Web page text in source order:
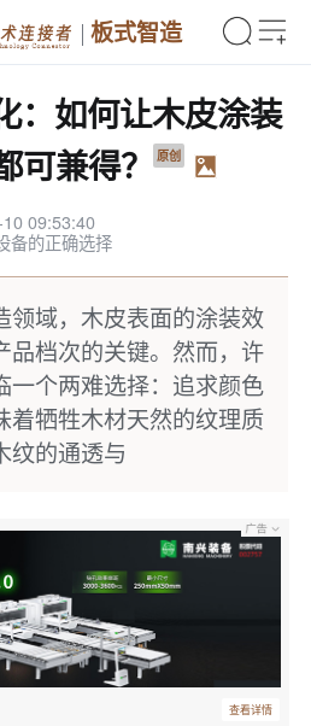
板式智造
：如何让木皮涂装
可兼得？ 原创
09:53:40
备的正确选择
领域，木皮表面的涂装效
品档次的关键。然而，许
一个两难选择：追求颜色
着牺牲木材天然的纹理质
纹的通透与
查看详情